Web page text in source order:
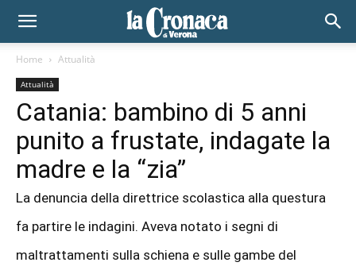
Home Attualità
Attualità
Catania: bambino di 5 anni
punito a frustate, indagate la
madre e la “zia”
La denuncia della direttrice scolastica alla questura
fa partire le indagini. Aveva notato i segni di
maltrattamenti sulla schiena e sulle gambe del